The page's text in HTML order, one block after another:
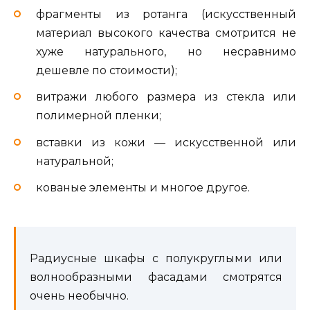
фрагменты из ротанга (искусственный
материал высокого качества смотрится не
хуже натурального, но несравнимо
дешевле по стоимости);
витражи любого размера из стекла или
полимерной пленки;
вставки из кожи — искусственной или
натуральной;
кованые элементы и многое другое.
Радиусные шкафы с полукруглыми или
волнообразными фасадами смотрятся
очень необычно.